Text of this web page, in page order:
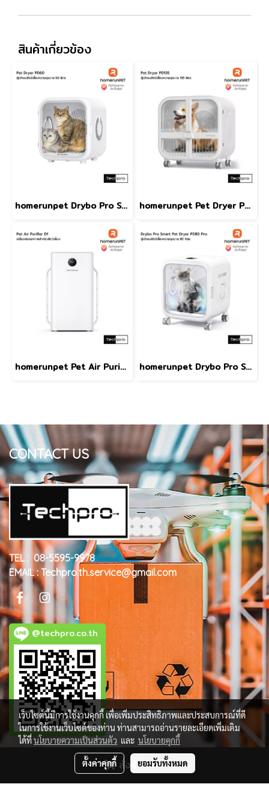
สั่งซื้อสินค้า
สินค้าเกี่ยวข้อง
homerunpet Drybo Pro Smart Pet Dryer PD80 Pro ตู้เป่าขนสัตว์เลี้ยงความจุขนาด 62 ลิตร รุ่น PD60 homerunpet Pet Dryer PD135 ตู้เป่าขนสัตว์เลี้ยงความจุุขนาด 135 ลิตร รุ่น PD135
homerunpet Pet Air Purifier D1 เครื่องฟอกอากาศสำหรับสัตว์เลี้ยงพื้นที่ที่ครอบคลุม (sqm) 22-38 ㎡ homerunpet Drybo Pro Smart Pet Dryer PD80 Pro ตู้เป่าขนสัตว์เลี้ยงความจุุขนาด 80 ลิตร รุ่น PD80 Pro
CONTACT US
TEL : 08-5595-9978
EMAIL : Techpro.th.service@gmail.com
@techpro.co.th
© Copyright 2018 All Rights Reserved. MakeWebEasy.com
เว็บไซต์นี้มีการใช้งานคุกกี้ เพื่อเพิ่มประสิทธิภาพและประสบการณ์ที่ดี
ในการใช้งานเว็บไซต์ของท่าน ท่านสามารถอ่านรายละเอียดเพิ่มเติม
ได้ที่นโยบายความเป็นส่วนตัว และ นโยบายคุกกี้
ตั้งค่าคุกกี้ ยอมรับทั้งหมด